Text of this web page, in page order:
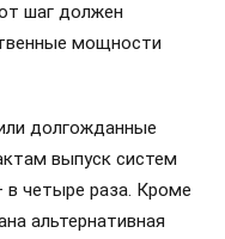
шаг должен
мощности
долгожданные
выпуск систем
в четыре раза. Кроме
альтернативная